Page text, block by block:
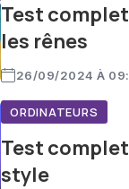
Test
les rênes
26/09/2024 À
ORDINATEURS
Test
style